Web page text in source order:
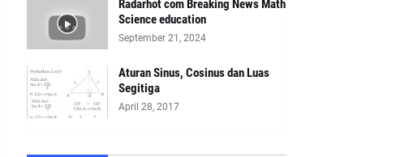
Radarhot com Breaking News Math
Science education
September 21, 2024
Aturan Sinus, Cosinus dan Luas
Segitiga
April 28, 2017